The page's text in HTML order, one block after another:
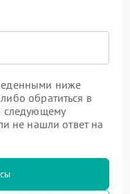
ниже
обратиться в
следующему
не нашли ответ на